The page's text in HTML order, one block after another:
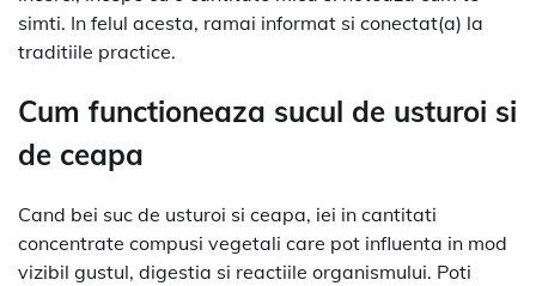
simti. In felul acesta, ramai informat si conectat(a) la
traditiile practice.
Cum functioneaza sucul de usturoi si
de ceapa
Cand bei suc de usturoi si ceapa, iei in cantitati
concentrate compusi vegetali care pot influenta in mod
vizibil gustul, digestia si reactiile organismului. Poti